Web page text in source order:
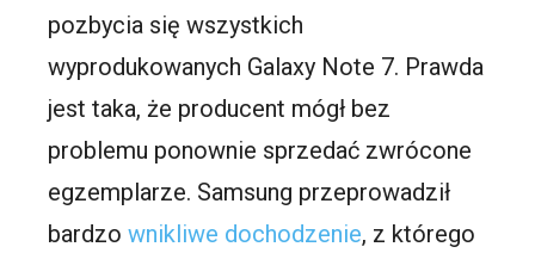
pozbycia się wszystkich
wyprodukowanych Galaxy Note 7. Prawda
jest taka, że producent mógł bez
problemu ponownie sprzedać zwrócone
egzemplarze. Samsung przeprowadził
bardzownikliwe dochodzenie, z którego